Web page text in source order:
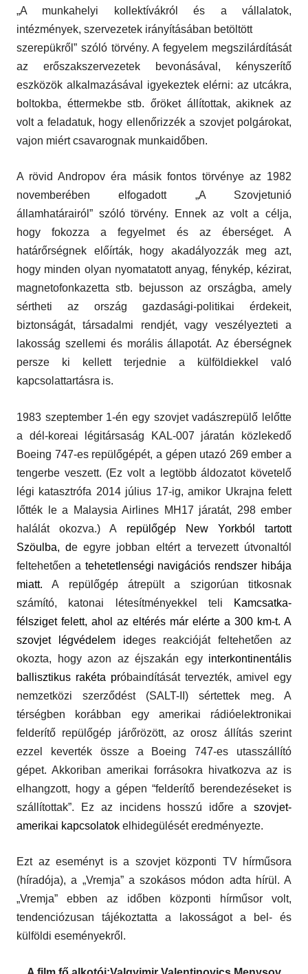
„A munkahelyi kollektívákról és a vállalatok,
intézmények, szervezetek irányításában betöltött
szerepükről” szóló törvény. A fegyelem megszilárdítását
az erőszakszervezetek bevonásával, kényszerítő
eszközök alkalmazásával igyekeztek elérni: az utcákra,
boltokba, éttermekbe stb. őröket állítottak, akiknek az
volt a feladatuk, hogy ellenőrizzék a szovjet polgárokat,
vajon miért csavarognak munkaidőben.
A rövid Andropov éra másik fontos törvénye az 1982
novemberében elfogadott „A Szovjetunió
államhatárairól” szóló törvény. Ennek az volt a célja,
hogy fokozza a fegyelmet és az éberséget. A
határőrségnek előírták, hogy akadályozzák meg azt,
hogy minden olyan nyomatatott anyag, fénykép, kézirat,
magnetofonkazetta stb. bejusson az országba, amely
sértheti az ország gazdasági-politikai érdekeit,
biztonságát, társadalmi rendjét, vagy veszélyezteti a
lakosság szellemi és morális állapotát. Az éberségnek
persze ki kellett terjednie a külföldiekkel való
kapcsolattartásra is.
1983 szeptember 1-én egy szovjet vadászrepülő lelőtte
a dél-koreai légitársaság KAL-007 járatán közlekedő
Boeing 747-es repülőgépét, a gépen utazó 269 ember a
tengerbe veszett. (Ez volt a legtöbb áldozatot követelő
légi katasztrófa 2014 július 17-ig, amikor Ukrajna felett
lőtték le a Malaysia Airlines MH17 járatát, 298 ember
halálát okozva.) A repülőgép New Yorkból
tartott
Szöulba, de egyre jobban eltért a tervezett útvonaltól
feltehetően a tehetetlenségi navigációs rendszer hibája
miatt. A repülőgép átrepült a szigorúan titkosnak
számító, katonai létesítményekkel teli
Kamcsatka-
félszigetfelett, ahol az eltérés már elérte a 300 km-t. A
szovjet légvédelem ideges reakcióját feltehetően az
okozta, hogy azon az éjszakán egy interkontinentális
ballisztikus rakéta próbaindítását tervezték, amivel egy
nemzetközi szerződést (SALT-II) sértettek meg. A
térségben korábban egy amerikai rádióelektronikai
felderítő repülőgép járőrözött, az orosz állítás szerint
ezzel keverték össze a Boeing 747-es utasszállító
gépet. Akkoriban amerikai forrásokra hivatkozva az is
elhangzott, hogy a gépen “felderítő berendezéseket is
szállítottak”. Ez az incidens hosszú időre a szovjet-
amerikai kapcsolatok elhidegülését eredményezte.
Ezt az eseményt is a szovjet központi TV hírműsora
(híradója), a „Vremja” a szokásos módon adta hírül. A
„Vremja” ebben az időben központi hírműsor volt,
tendenciózusan tájékoztatta a lakosságot a bel- és
külföldi eseményekről.